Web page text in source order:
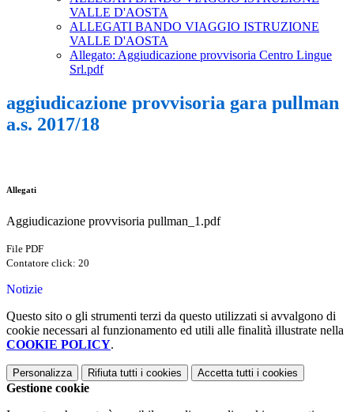
VALLE D'AOSTA
ALLEGATI BANDO VIAGGIO ISTRUZIONE
VALLE D'AOSTA
Allegato: Aggiudicazione provvisoria Centro Lingue
Srl.pdf
aggiudicazione provvisoria gara pullman
a.s. 2017/18
Allegati
Aggiudicazione provvisoria pullman_1.pdf
File PDF
Contatore click: 20
Notizie
Questo sito o gli strumenti terzi da questo utilizzati si avvalgono di
cookie necessari al funzionamento ed utili alle finalità illustrate nella
COOKIE POLICY.
Personalizza Rifiuta tutti i cookies Accetta tutti i cookies
Gestione cookie